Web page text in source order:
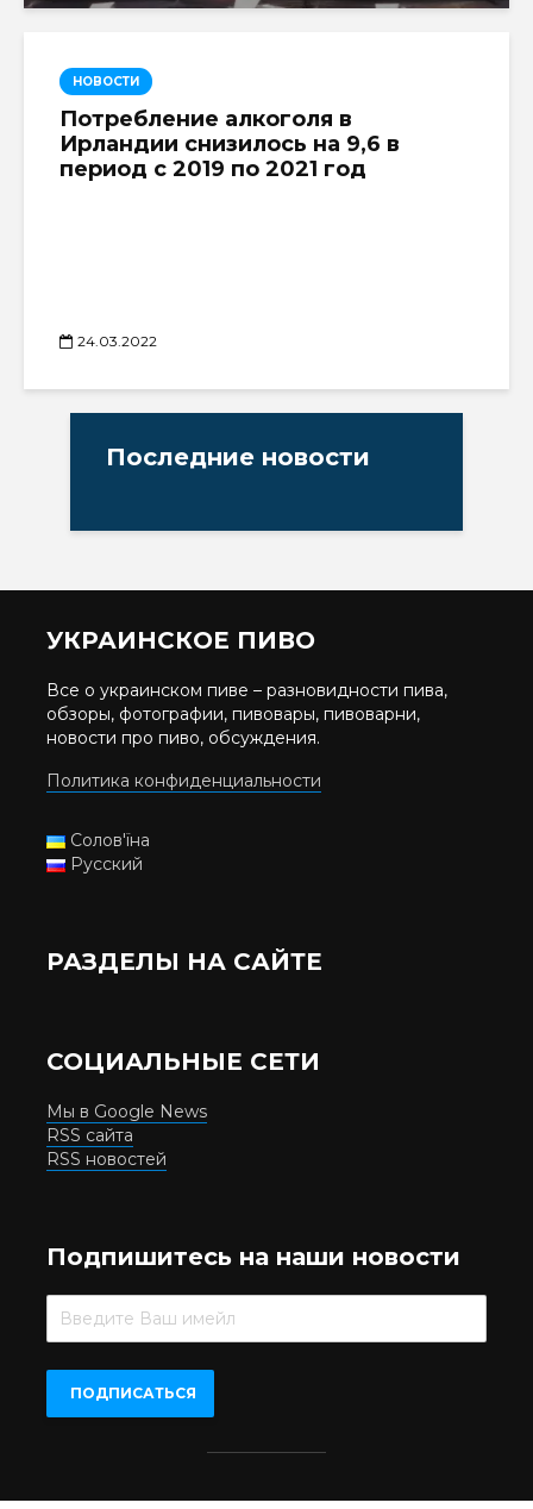
НОВОСТИ
Потребление алкоголя в
Ирландии снизилось на 9,6 в
период с 2019 по 2021 год
24.03.2022
Последние новости
УКРАИНСКОЕ ПИВО
Все о украинском пиве – разновидности пива,
обзоры, фотографии, пивовары, пивоварни,
новости про пиво, обсуждения.
Политика конфиденциальности
Солов'їна
Русский
РАЗДЕЛЫ НА САЙТЕ
СОЦИАЛЬНЫЕ СЕТИ
Мы в Google News
RSS сайта
RSS новостей
Подпишитесь на наши новости